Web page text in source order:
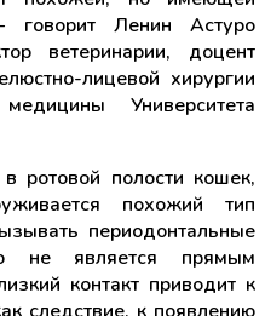
говорит Ленин Астуро
ветеринарии, доцент
лицевой хирургии
Университета
ротовой полости кошек,
похожий тип
периодонтальные
не является прямым
контакт приводит к
следствие, к появлению